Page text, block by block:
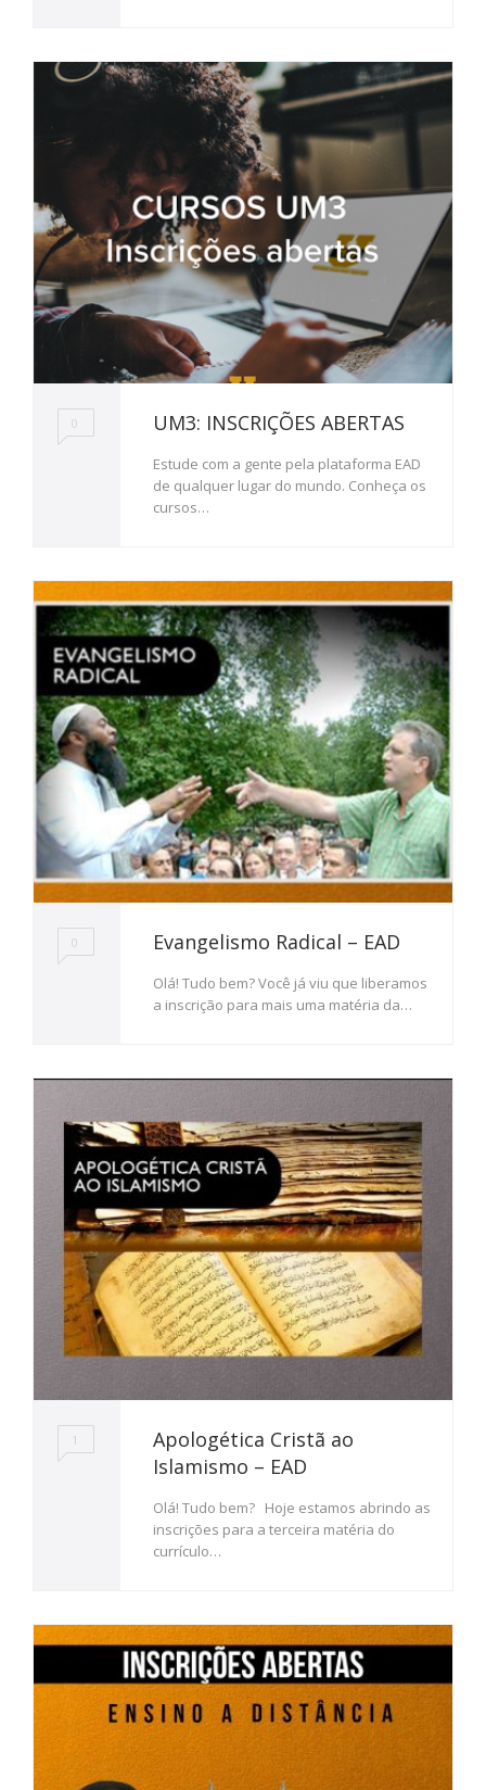
0 UM3: INSCRIÇÕES ABERTAS
Estude com a gente pela plataforma EAD
de qualquer lugar do mundo. Conheça os
cursos…
0 Evangelismo Radical – EAD
Olá! Tudo bem? Você já viu que liberamos
a inscrição para mais uma matéria da…
1
Apologética Cristã ao
Islamismo – EAD
Olá! Tudo bem? Hoje estamos abrindo as
inscrições para a terceira matéria do
currículo…